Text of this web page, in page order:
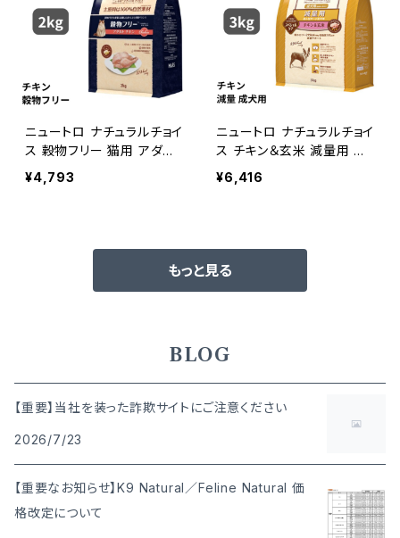
ニュートロ ナチュラルチョイ
ス 穀物フリー 猫用 アダル
ト チキン 2kg 49023978
53862
¥4,793
ニュートロ ナチュラルチョイ
ス チキン＆玄米 減量用 超
小型犬〜小型犬用 成犬用
3kg 4902397849377
¥6,416
もっと見る
BLOG
【重要】当社を装った詐欺サイトにご注意ください
2026/7/23
【重要なお知らせ】K9 Natural／Feline Natural 価
格改定について